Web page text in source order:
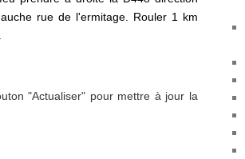
rue de l'ermitage. Rouler 1 km
"Actualiser" pour mettre à jour la